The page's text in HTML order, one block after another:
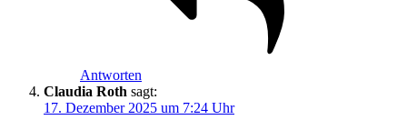
Antworten
Claudia Roth sagt:
17. Dezember 2025 um 7:24 Uhr